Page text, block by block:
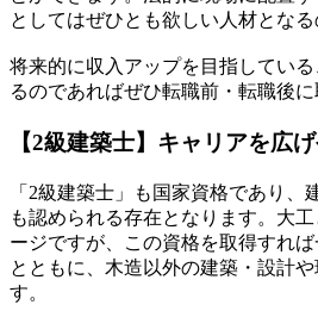
としてはぜひとも欲しい人材となる
将来的に収入アップを目指してい
るのであればぜひ転職前・転職後に
【2級建築士】キャリアを広
「2級建築士」も国家資格であり、
も認められる存在となります。大
ージですが、この資格を取得すれ
とともに、木造以外の建築・設計
す。